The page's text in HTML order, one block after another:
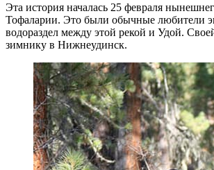
Эта история началась 25 февраля
Тофаларии. Это были обычные любители
водораздел между этой рекой и Удой.
зимнику в Нижнеудинск.